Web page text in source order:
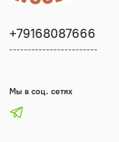
+79168087666
------------------------
Мы в соц. сетях